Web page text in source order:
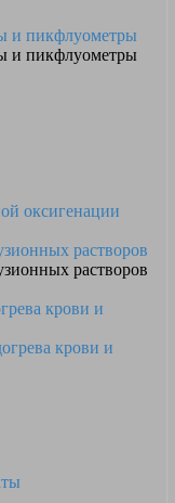
и пикфлуометры
и пикфлуометры
оксигенации
растворов
растворов
крови и
крови и